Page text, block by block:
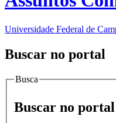
Universidade Federal de
Buscar no portal
Busca
Buscar no portal